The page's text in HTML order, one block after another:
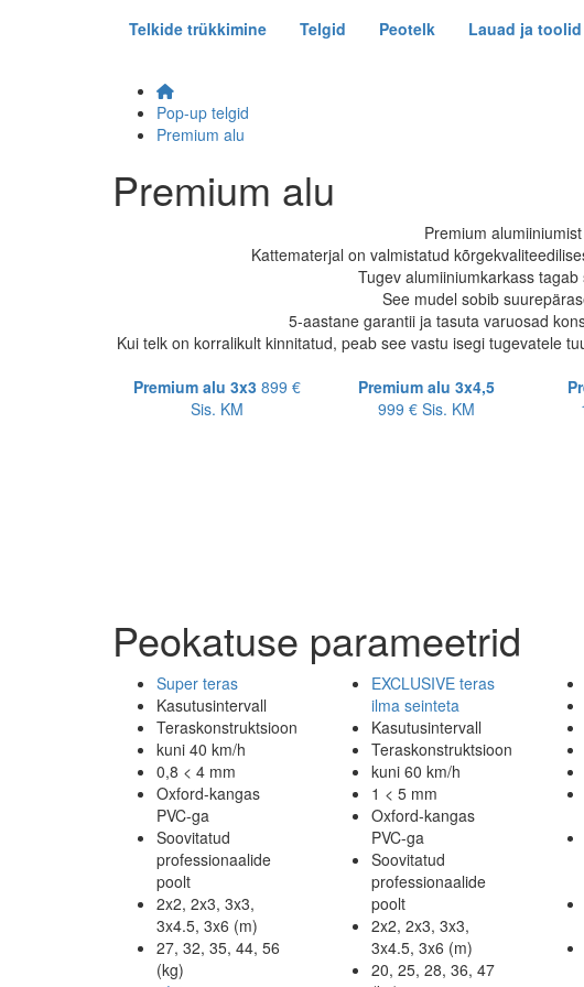
Telkide trükkimine Telgid Peotelk Lauad ja toolid
Pop-up telgid
Premium alu
Premium alu
Premium
Kattematerjal on valmistatud
Tugev alumiiniumkarkass
See mudel sobib
5-aastane garantii ja tasuta varuosad
Kui telk on korralikult kinnitatud, peab see vastu isegi tugevatele
Premium alu 3x3 899 €
Sis. KM
Premium alu 3x4,5
999 € Sis. KM
Peokatuse parameetrid
Super teras
Kasutusintervall
Teraskonstruktsioon
kuni 40 km/h
0,8 < 4 mm
Oxford-kangas
PVC-ga
Soovitatud
professionaalide
poolt
2x2, 2x3, 3x3,
3x4.5, 3x6 (m)
27, 32, 35, 44, 56
(kg)
EXCLUSIVE teras
ilma seinteta
Kasutusintervall
Teraskonstruktsioon
kuni 60 km/h
1 < 5 mm
Oxford-kangas
PVC-ga
Soovitatud
professionaalide
poolt
2x2, 2x3, 3x3,
3x4.5, 3x6 (m)
20, 25, 28, 36, 47